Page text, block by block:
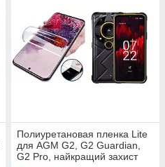
Полиуретановая пленка Lite
для AGM G2, G2 Guardian,
G2 Pro, найкращий захист